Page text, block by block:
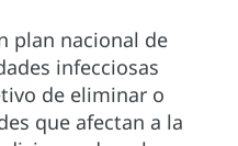
plan nacional de
infecciosas
de eliminar o
que afectan a la